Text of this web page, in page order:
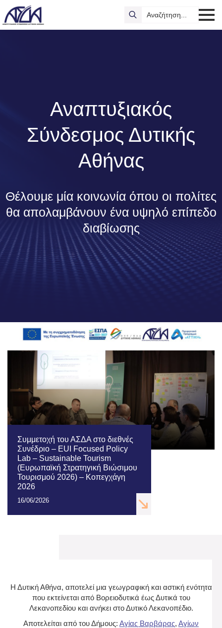
Search
Αναπτυξιακός
Σύνδεσμος Δυτικής
Αθήνας
Θέλουμε μία κοινωνία όπου οι πολίτες
θα απολαμβάνουν ένα υψηλό επίπεδο
διαβίωσης
Συμμετοχή του ΑΣΔΑ στο διεθνές
Συνέδριο – EUI Focused Policy
Lab – Sustainable Tourism
(Ευρωπαϊκή Στρατηγική Βιώσιμου
Τουρισμού 2026) – Κοπεγχάγη
2026
16/06/2026
Η Δυτική Αθήνα, αποτελεί μια γεωγραφική και αστική ενότητα
που εκτείνεται από Βορειοδυτικά έως Δυτικά του
Λεκανοπεδίου και ανήκει στο Δυτικό Λεκανοπέδιο.
Αποτελείται από του Δήμους: Αγίας Βαρβάρας, Αγίων